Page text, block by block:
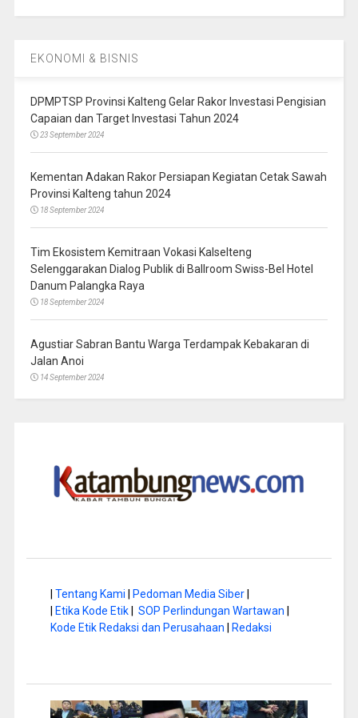
EKONOMI & BISNIS
DPMPTSP Provinsi Kalteng Gelar Rakor Investasi Pengisian
Capaian dan Target Investasi Tahun 2024
23 September 2024
Kementan Adakan Rakor Persiapan Kegiatan Cetak Sawah
Provinsi Kalteng tahun 2024
18 September 2024
Tim Ekosistem Kemitraan Vokasi Kalselteng
Selenggarakan Dialog Publik di Ballroom Swiss-Bel Hotel
Danum Palangka Raya
18 September 2024
Agustiar Sabran Bantu Warga Terdampak Kebakaran di
Jalan Anoi
14 September 2024
Tentang Kami Pedoman Media Siber|
Etika Kode Etik| SOP Perlindungan Wartawan
Kode Etik Redaksi dan Perusahaan
Redaksi